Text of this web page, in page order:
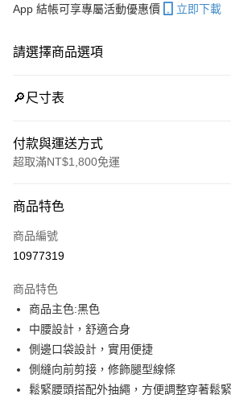
App 結帳可享專屬活動優惠價 立即下載
請選擇商品選項
🔎尺寸表
付款與運送方式
超取滿NT$1,800免運
信用卡一次付款
LINE Pay
街口支付
悠遊付
Google Pay
商品特色
商品編號
10977319
商品特色
商品主色:黑色
中腰設計，舒適合身
側邊口袋設計，實用便捷
側縫向前剪接，修飾腿型線條
鬆緊腰頭搭配外抽繩，方便調整穿著鬆緊